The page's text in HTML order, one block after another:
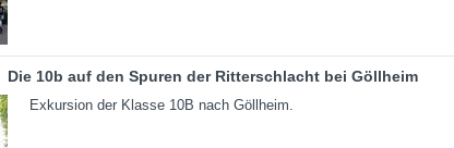
Die 10b auf den Spuren der Ritterschlacht bei Göllheim
Exkursion der Klasse 10B nach Göllheim.